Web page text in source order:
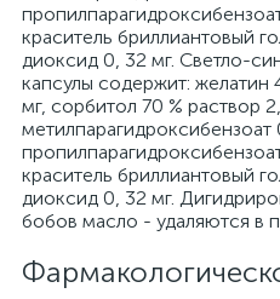
краситель бриллиантовый
диоксид 0, 32 мг. Светло-
капсулы содержит: желатин
мг, сорбитол 70 % раствор
метилпарагидроксибензоат
краситель бриллиантовый
диоксид 0, 32 мг.
бобов масло - удаляются в